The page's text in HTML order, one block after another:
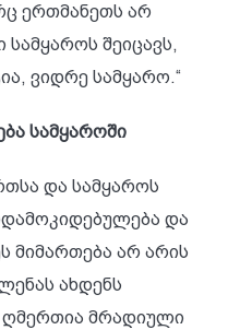
ერთმანეთს არ
შეიცავს,
ვიდრე სამყარო.“
სამყაროში
და სამყაროს
და
მიმართება არ არის
ახდენს
მრადიული